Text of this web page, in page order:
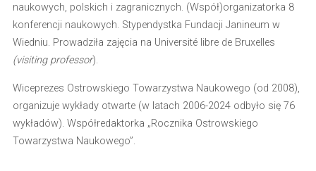
naukowych, polskich i zagranicznych. (Współ)organizatorka 8
konferencji naukowych. Stypendystka Fundacji Janineum w
Wiedniu. Prowadziła zajęcia na Université libre de Bruxelles
(visiting professor).
Wiceprezes Ostrowskiego Towarzystwa Naukowego (od 2008),
organizuje wykłady otwarte (w latach 2006-2024 odbyło się 76
wykładów). Współredaktorka „Rocznika Ostrowskiego
Towarzystwa Naukowego”.